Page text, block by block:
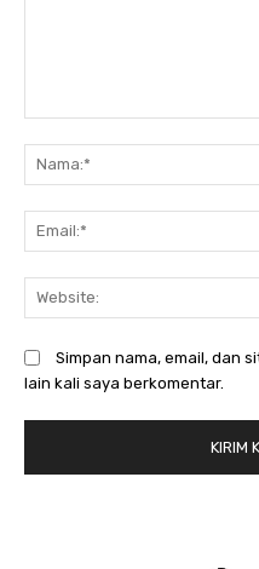
Simpan nama, email, dan
lain kali saya berkomentar.